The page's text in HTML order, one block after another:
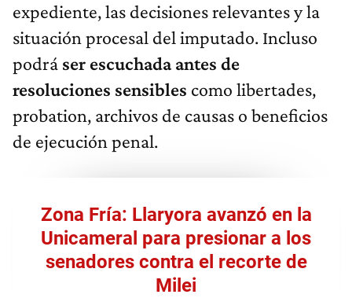
expediente, las decisiones relevantes y la
situación procesal del imputado. Incluso
podrá ser escuchada antes de
resoluciones sensibles como libertades,
probation, archivos de causas o beneficios
de ejecución penal.
Zona Fría: Llaryora avanzó en la
Unicameral para presionar a los
senadores contra el recorte de
Milei